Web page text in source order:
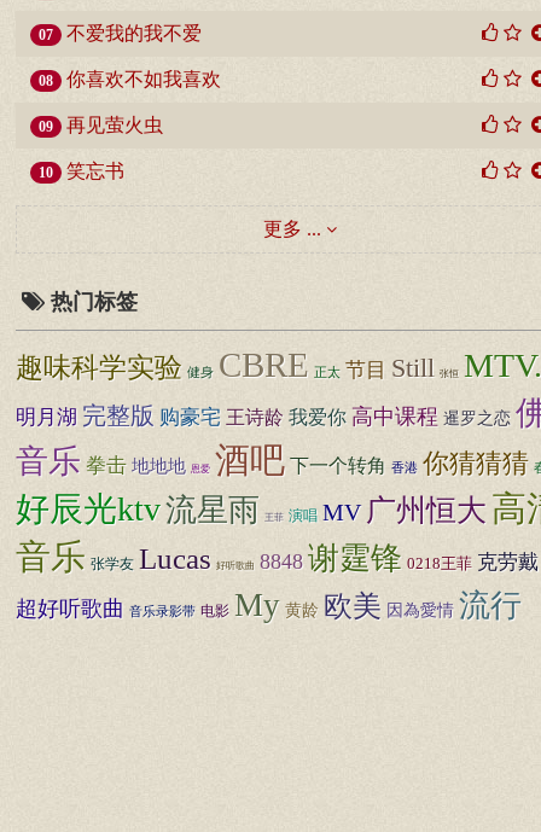
07 不爱我的我不爱
08 你喜欢不如我喜欢
09 再见萤火虫
10 笑忘书
更多 ...
热门标签
趣味科学实验 健身 CBRE 正太 节目 Still 张恒 MTV.
明月湖 完整版 购豪宅 王诗龄 我爱你 高中课程 暹罗之恋
音乐 拳击 地地地 恩爱 酒吧 下一个转角 香港 你猜猜猜
好辰光ktv流星雨 王菲 演唱 MV 广州恒大高
音乐 张学友 Lucas 好听歌曲 8848 谢霆锋 0218王菲 克劳戴
超好听歌曲 音乐录影带 电影 My 黄龄 欧美 因為愛情 流行